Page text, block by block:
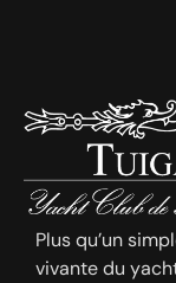
Plus qu’un
vivante du